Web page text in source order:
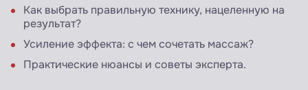
Как выбрать правильную технику, нацеленную на
результат?
Усиление эффекта: с чем сочетать массаж?
Практические нюансы и советы эксперта.